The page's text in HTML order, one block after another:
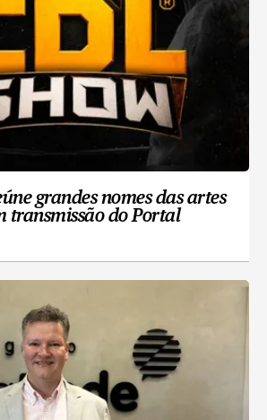
grandes nomes das artes
transmissão do Portal